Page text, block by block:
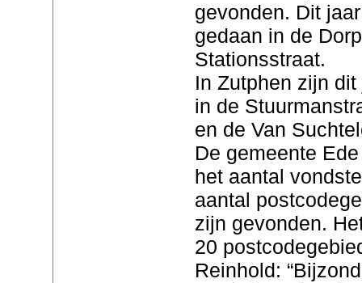
gevonden. Dit
gedaan in de
Stationsstraat.
In Zutphen zijn
in de
en de Van
De gemeente
het aantal
aantal
zijn gevonden.
20
Reinhold: